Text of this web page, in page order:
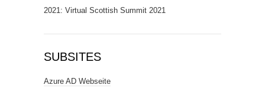
2021: Virtual Scottish Summit 2021
SUBSITES
Azure AD Webseite